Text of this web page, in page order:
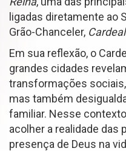
ligadas diretamente ao
Grão-Chanceler,
Em sua reflexão, o
grandes cidades
transformações
mas também
familiar. Nesse
acolher a realidade das
presença de Deus na